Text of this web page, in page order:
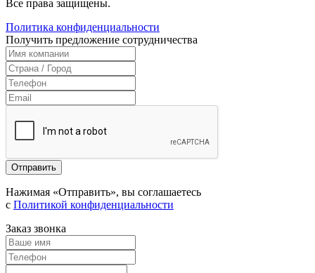
Все права защищены.
Политика конфиденциальности
Получить предложение сотрудничества
Нажимая «Отправить», вы соглашаетесь
с Политикой конфиденциальности
Заказ звонка